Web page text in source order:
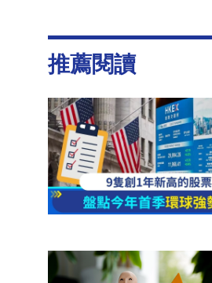
推薦閱讀